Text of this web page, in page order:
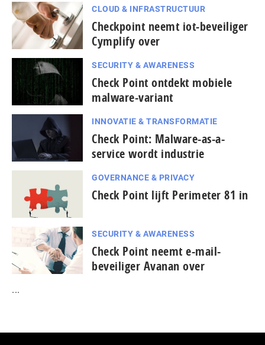
CLOUD & INFRASTRUCTUUR
Checkpoint neemt iot-beveiliger
Cymplify over
SECURITY & AWARENESS
Check Point ontdekt mobiele
malware-variant
INNOVATIE & TRANSFORMATIE
Check Point: Malware-as-a-
service wordt industrie
GOVERNANCE & PRIVACY
Check Point lijft Perimeter 81 in
SECURITY & AWARENESS
Check Point neemt e-mail-
beveiliger Avanan over
...